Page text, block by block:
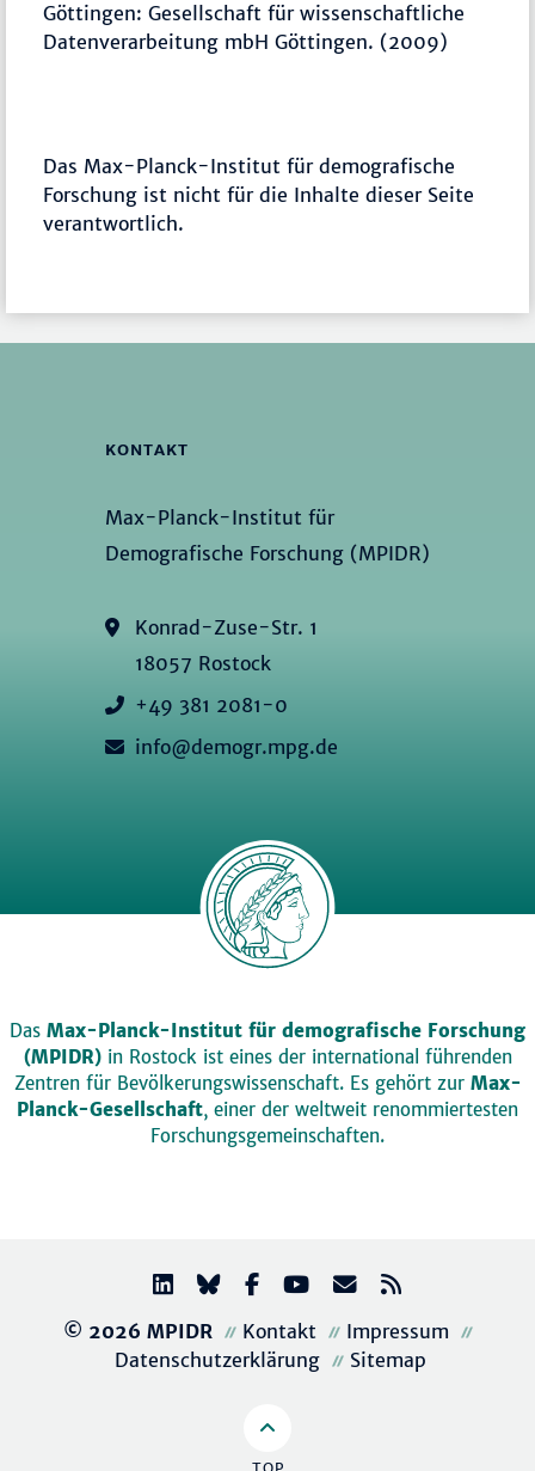
Göttingen: Gesellschaft für wissenschaftliche
Datenverarbeitung mbH Göttingen. (2009)
Das Max-Planck-Institut für demografische
Forschung ist nicht für die Inhalte dieser Seite
verantwortlich.
KONTAKT
Max-Planck-Institut für
Demografische Forschung (MPIDR)
Konrad-Zuse-Str. 1
18057 Rostock
+49 381 2081-0
info@demogr.mpg.de
Das Max-Planck-Institut für demografische Forschung
(MPIDR)in Rostock ist eines der international führenden
Zentren für Bevölkerungswissenschaft. Es gehört zur Max-
Planck-Gesellschaft, einer der weltweit renommiertesten
Forschungsgemeinschaften.
© 2026 MPIDR Kontakt
Impressum
Datenschutzerklärung
Sitemap